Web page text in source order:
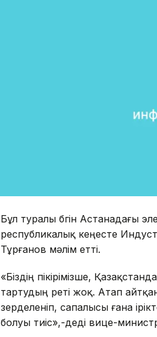
Бұл туралы бүгін Астанадағы
республикалық кеңесте
Тұрғанов мәлім етті.
«Біздің пікірімізше,
тартудың реті жоқ. Атап
зерделеніп, сапалысы ғана
болуы тиіс»,-деді вице-